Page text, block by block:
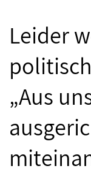
Leider
„Aus